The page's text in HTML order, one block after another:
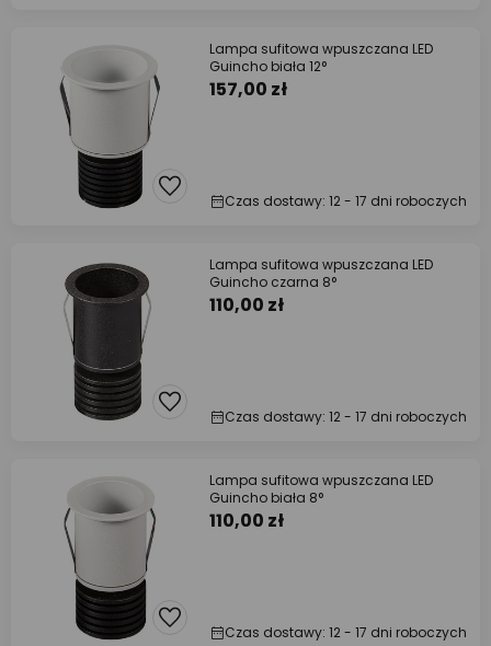
Lampa sufitowa wpuszczana LED
Guincho biała 12°
157,00 zł
Czas dostawy: 12 - 17 dni roboczych
Lampa sufitowa wpuszczana LED
Guincho czarna 8°
110,00 zł
Czas dostawy: 12 - 17 dni roboczych
Lampa sufitowa wpuszczana LED
Guincho biała 8°
110,00 zł
Czas dostawy: 12 - 17 dni roboczych